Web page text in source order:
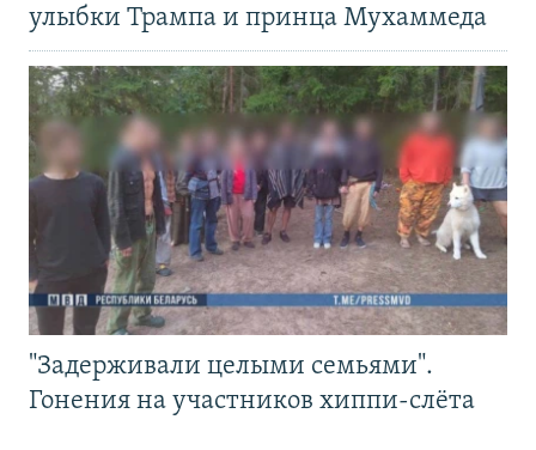
улыбки Трампа и принца Мухаммеда
"Задерживали целыми семьями".
Гонения на участников хиппи-слёта